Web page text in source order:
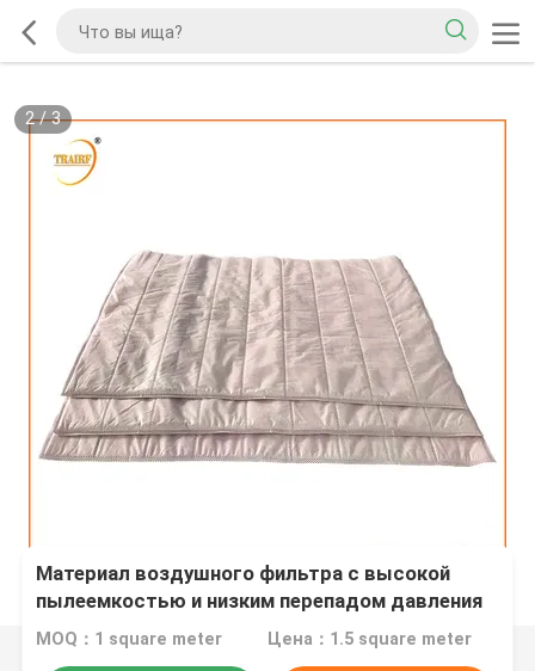
2/3
Материал воздушного фильтра с высокой
пылеемкостью и низким перепадом давления
MOQ：1 square meter Цена：1.5 square meter